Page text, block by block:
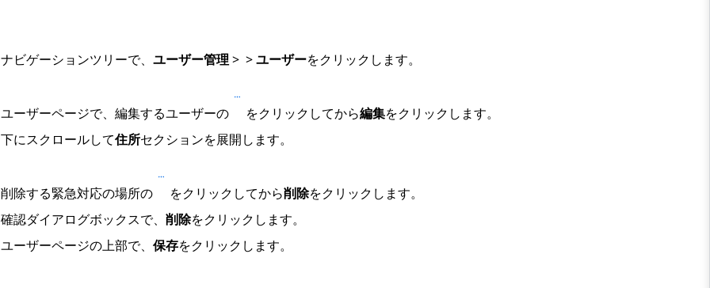
ナビゲーションツリーで、 ユーザー管理 > >ユーザーをクリックします。
ユーザーページで、編集するユーザーの をクリックしてから編集をクリックします。
下にスクロールして住所セクションを展開します。
削除する緊急対応の場所の をクリックしてから削除をクリックします。
確認ダイアログボックスで、 削除をクリックします。
ユーザーページの上部で、 保存をクリックします。